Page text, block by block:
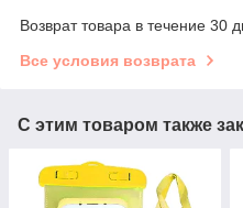
Возврат товара в течение 30
Все условия возврата
С этим товаром также